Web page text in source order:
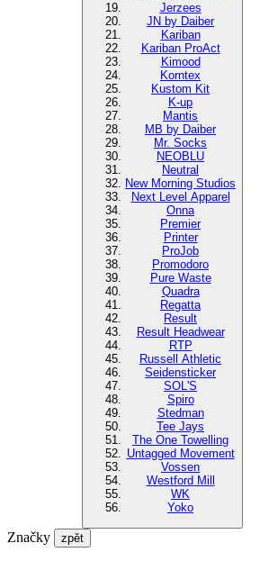
Jerzees
JN by Daiber
Kariban
Kariban ProAct
Kimood
Korntex
Kustom Kit
K-up
Mantis
MB by Daiber
Mr. Socks
NEOBLU
Neutral
New Morning Studios
Next Level Apparel
Onna
Premier
Printer
ProJob
Promodoro
Pure Waste
Quadra
Regatta
Result
Result Headwear
RTP
Russell Athletic
Seidensticker
SOL'S
Spiro
Stedman
Tee Jays
The One Towelling
Untagged Movement
Vossen
Westford Mill
WK
Yoko
Značky zpět